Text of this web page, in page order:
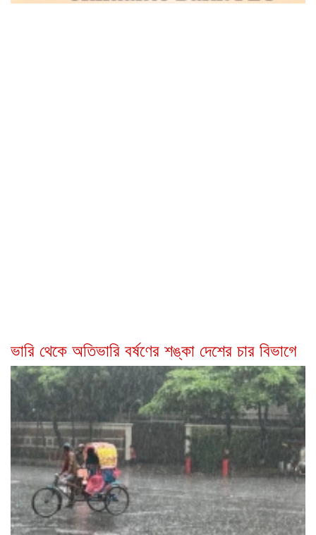
ভারি থেকে অতিভারি বর্ষণের শঙ্কা দেশের চার বিভাগে